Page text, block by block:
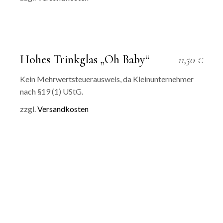
Hohes Trinkglas „Oh Baby“ 11,50 €
Kein Mehrwertsteuerausweis, da Kleinunternehmer
nach §19 (1) UStG.
zzgl.Versandkosten